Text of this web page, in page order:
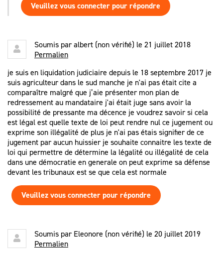
Veuillez vous connecter pour répondre
Soumis paralbert (non vérifié) le 21 juillet 2018
Permalien
je suis en liquidation judiciaire depuis le 18 septembre 2017 je
suis agriculteur dans le sud manche je n'ai pas était cite a
comparaître malgré que j’aie présenter mon plan de
redressement au mandataire j'ai était juge sans avoir la
possibilité de pressante ma décence je voudrez savoir si cela
est légal est quelle texte de loi peut rendre nul ce jugement ou
exprime son illégalité de plus je n'ai pas étais signifier de ce
jugement par aucun huissier je souhaite connaitre les texte de
loi qui permettre de détermine la légalité ou illégalité de cela
dans une démocratie en generale on peut exprime sa défense
devant les tribunaux est se que cela est normale
Veuillez vous connecter pour répondre
Soumis parEleonore (non vérifié) le 20 juillet 2019
Permalien